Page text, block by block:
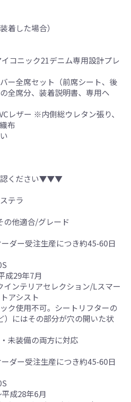
着した場合）
コニック21デニム専用設計プレ
ー全席セット（前席シート、後
全席分、装着説明書、専用ヘ
レザー ※内側総ウレタン張り、
布
ください▼▼▼
テラ
他適合/グレード
ダー受注生産につき約45-60日
成29年7月
ンテリアセレクション/Lスマー
アシスト
ク使用不可。シートリフターの
）にはその部分が穴の開いた状
未装備の両方に対応
ダー受注生産につき約45-60日
成28年6月